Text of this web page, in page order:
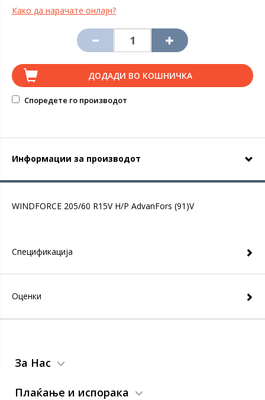
Како да нарачате онлајн?
ДОДАДИ ВО КОШНИЧКА
Споредете го производот
Информации за производот
WINDFORCE 205/60 R15V H/P AdvanFors (91)V
Спецификација
Оценки
За Нас
Плаќање и испорака